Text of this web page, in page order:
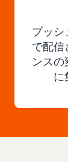
プッシ
で配信
ンス
に